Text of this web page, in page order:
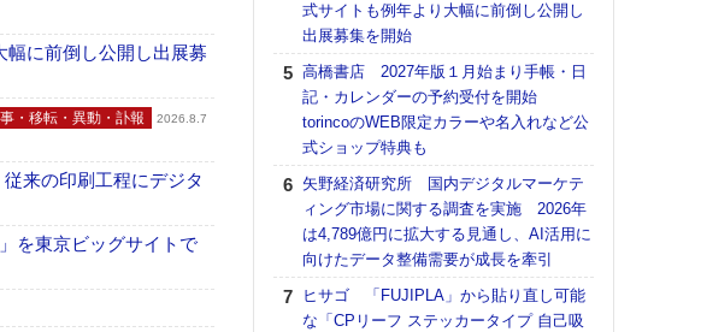
に前倒し公開し出展募
・移転・異動・訃報
2026.8.7
来の印刷工程にデジタ
を東京ビッグサイトで
式サイトも例年より大幅に前倒し公開し
出展募集を開始
高橋書店 2027年版１月始まり手帳・日
記・カレンダーの予約受付を開始
torincoのWEB限定カラーや名入れなど公
式ショップ特典も
矢野経済研究所 国内デジタルマーケテ
ィング市場に関する調査を実施 2026年
は4,789億円に拡大する見通し、AI活用に
向けたデータ整備需要が成長を牽引
ヒサゴ 「FUJIPLA」から貼り直し可能
な「CPリーフ ステッカータイプ 自己吸